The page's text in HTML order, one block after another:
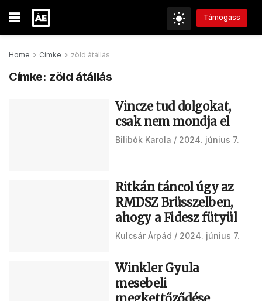
Támogass
Home Címke zöld átállás
Címke: zöld átállás
Vincze tud dolgokat,
csak nem mondja el
Bilibók Karola 2024. június 7.
Ritkán táncol úgy az
RMDSZ Brüsszelben,
ahogy a Fidesz fütyül
Kulcsár Árpád 2024. június 7.
Winkler Gyula
mesebeli